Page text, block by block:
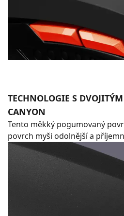
TECHNOLOGIE S
CANYON
Tento měkký pogumovaný
povrch myši odolnější a